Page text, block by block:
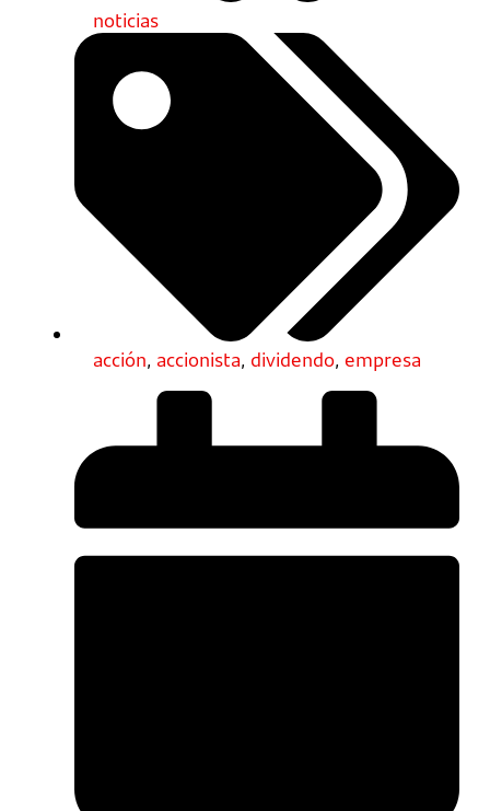
noticias
acción, accionista, dividendo, empresa